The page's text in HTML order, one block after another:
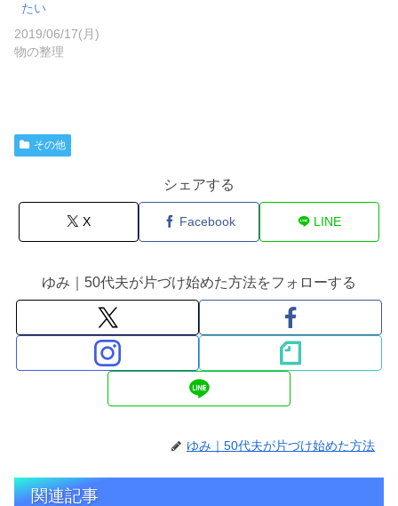
たい
2019/06/17(月)
物の整理
その他
シェアする
X Facebook LINE
ゆみ｜50代夫が片づけ始めた方法をフォローする
ゆみ｜50代夫が片づけ始めた方法
関連記事